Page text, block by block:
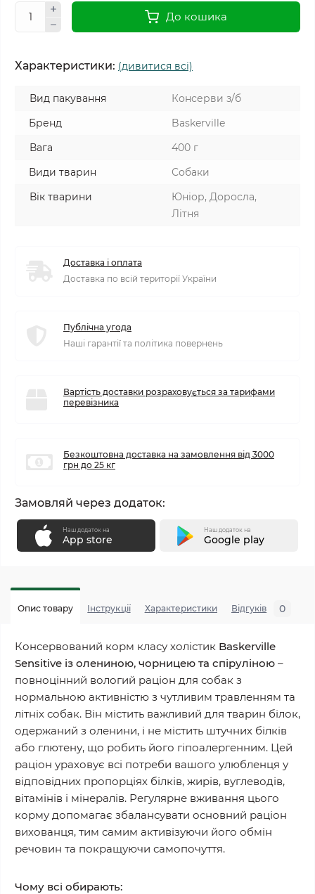
До кошика
Характеристики: (дивитися всі)
Вид пакування
Консерви з/б
Бренд
Baskerville
Вага
400 г
Види тварин
Собаки
Вік тварини
Юніор, Доросла,
Літня
Доставка і оплата
Доставка по всій території України
Публічна угода
Наші гарантії та політика повернень
Вартість доставки розраховується за тарифами
перевізника
Безкоштовна доставка на замовлення від 3000
грн до 25 кг
Замовляй через додаток:
Наш додаток на
App store
Наш додаток на
Google play
Опис товару Інструкції Характеристики Відгуків 0
Консервований корм класу холістик Baskerville
Sensitive із олениною, чорницею та спіруліною –
повноцінний вологий раціон для собак з
нормальною активністю з чутливим травленням та
літніх собак. Він містить важливий для тварин білок,
одержаний з оленини, і не містить штучних білків
або глютену, що робить його гіпоалергенним. Цей
раціон ураховує всі потреби вашого улюбленця у
відповідних пропорціях білків, жирів, вуглеводів,
вітамінів і мінералів. Регулярне вживання цього
корму допомагає збалансувати основний раціон
вихованця, тим самим активізуючи його обмін
речовин та покращуючи самопочуття.
Чому всі обирають: